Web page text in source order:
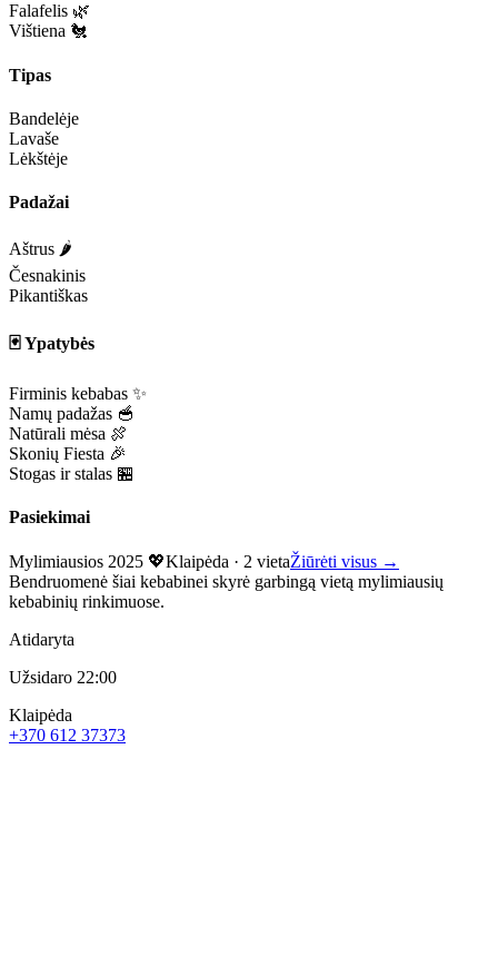
Falafelis 🌿
Vištiena 🐔
Tipas
Bandelėje
Lavaše
Lėkštėje
Padažai
Aštrus 🌶️
Česnakinis
Pikantiškas
🃏 Ypatybės
Firminis kebabas ✨
Namų padažas 🥣
Natūrali mėsa 🍖
Skonių Fiesta 🎉
Stogas ir stalas 🏪
Pasiekimai
Mylimiausios 2025 💖Klaipėda · 2 vietaŽiūrėti visus →
Bendruomenė šiai kebabinei skyrė garbingą vietą mylimiausių
kebabinių rinkimuose.
Atidaryta
Užsidaro 22:00
Klaipėda
+370 612 37373